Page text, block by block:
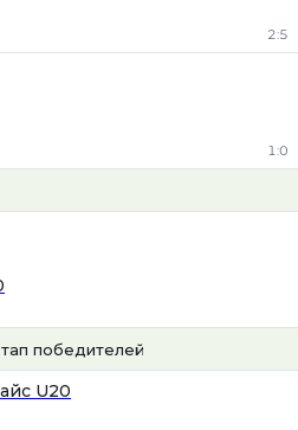
2:5
1:0
победителей
U20